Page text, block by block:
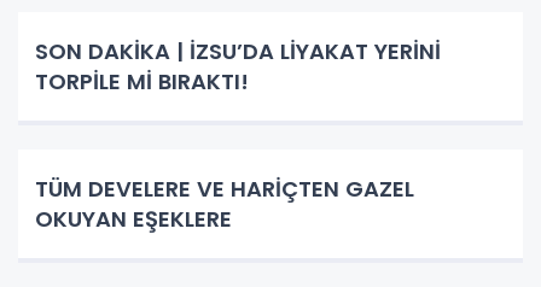
SON DAKİKA | İZSU’DA LİYAKAT YERİNİ
TORPİLE Mİ BIRAKTI!
TÜM DEVELERE VE HARİÇTEN GAZEL
OKUYAN EŞEKLERE